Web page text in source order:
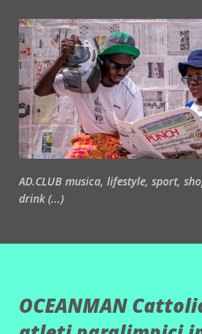
Passa ai
AD.CLUB musica, lifestyle, sport,
drink (...)
OCEANMAN